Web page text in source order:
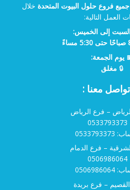
جميع فروع حلول البيوت المتحدة خلال
العمل التالية:
إلى الخميس:
يوم الجمعة:
🔒 مغلق
معنا :
– فرع الرياض
0533793373
0533793373
– فرع الدمام
0506986064
0506986064
– فرع بريدة